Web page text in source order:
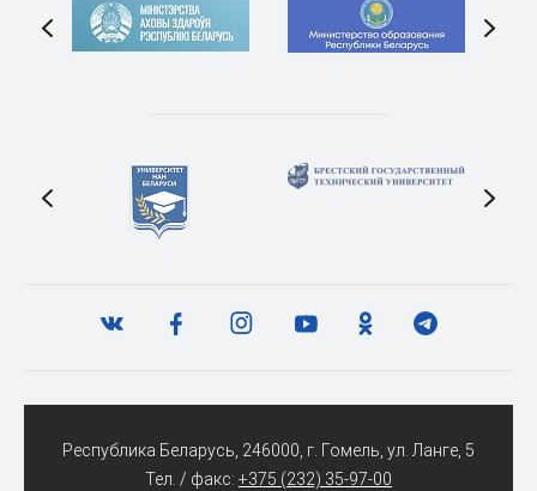
Республика Беларусь, 246000, г. Гомель, ул. Ланге, 5
Тел. / факс: +375 (232) 35-97-00